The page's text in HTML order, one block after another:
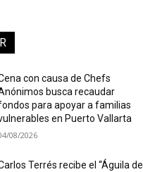
con causa de Chefs
busca recaudar
para apoyar a familias
en Puerto Vallarta
08/2026
Terrés recibe el “Águila de